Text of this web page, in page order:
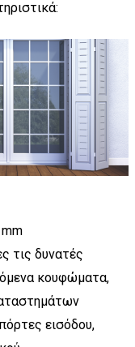
τις δυνατές
κουφώματα,
εισόδου,